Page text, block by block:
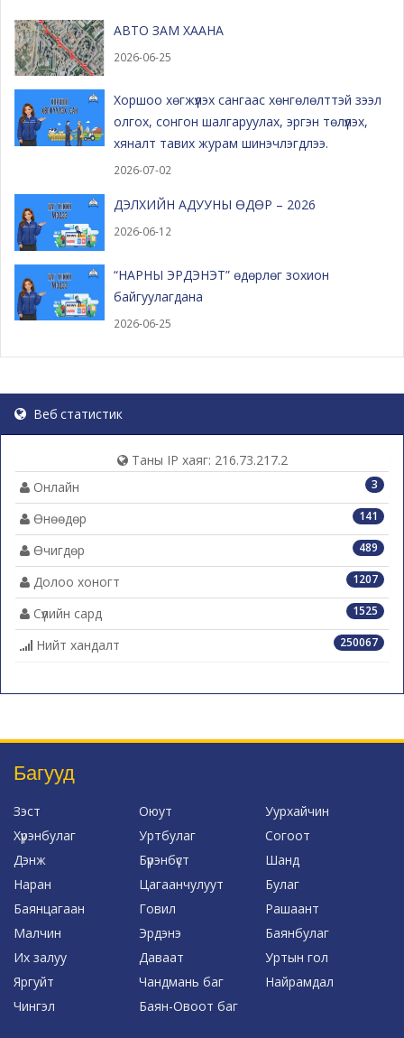
АВТО ЗАМ ХААНА
2026-06-25
Хоршоо хөгжүүлэх сангаас хөнгөлөлттэй зээл
олгох, сонгон шалгаруулах, эргэн төлүүлэх,
хяналт тавих журам шинэчлэгдлээ.
2026-07-02
ДЭЛХИЙН АДУУНЫ ӨДӨР – 2026
2026-06-12
“НАРНЫ ЭРДЭНЭТ” өдөрлөг зохион
байгуулагдана
2026-06-25
Веб статистик
Таны IP хаяг: 216.73.217.2
3
Онлайн
141
Өнөөдөр
489
Өчигдөр
1207
Долоо хоногт
1525
Сүүлийн сард
250067
Нийт хандалт
Багууд
Зэст Оюут
Уурхайчин
Хүрэнбулаг
Уртбулаг
Согоот
Дэнж
Бүрэнбүст
Шанд
Наран
Цагаанчулуут
Булаг
Баянцагаан
Говил
Рашаант
Малчин
Эрдэнэ
Баянбулаг
Их залуу
Даваат
Уртын гол
Яргуйт
Чандмань баг
Найрамдал
Чингэл
Баян-Овоот баг